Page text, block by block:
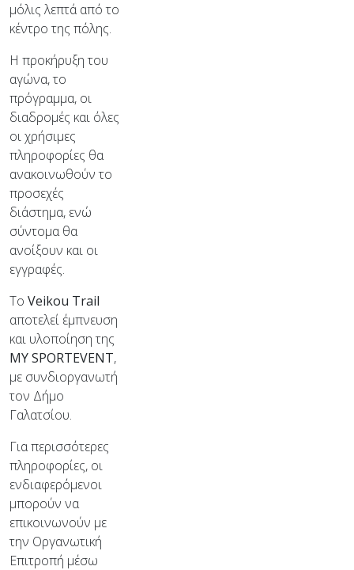
μόλις λεπτά από το
κέντρο της πόλης.
Η προκήρυξη του
αγώνα, το
πρόγραμμα, οι
διαδρομές και όλες
οι χρήσιμες
πληροφορίες θα
ανακοινωθούν το
προσεχές
διάστημα, ενώ
σύντομα θα
ανοίξουν και οι
εγγραφές.
Το Veikou Trail
αποτελεί έμπνευση
και υλοποίηση της
MY SPORTEVENT,
με συνδιοργανωτή
τον Δήμο
Γαλατσίου.
Για περισσότερες
πληροφορίες, οι
ενδιαφερόμενοι
μπορούν να
επικοινωνούν με
την Οργανωτική
Επιτροπή μέσω